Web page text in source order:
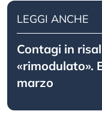
LEGGI ANCHE
Contagi in
«rimodulato».
marzo